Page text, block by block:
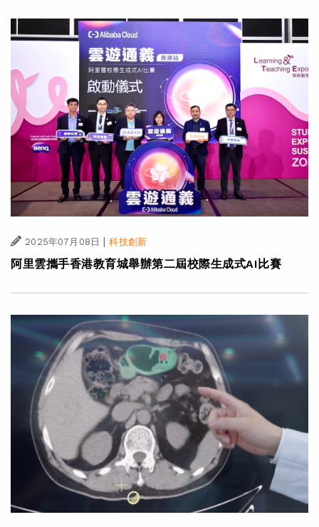
2025年07月08日 | 科技創新
阿里雲攜手香港教育城舉辦第二屆校際生成式AI比賽